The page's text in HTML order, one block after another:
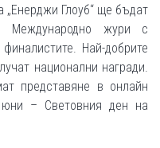
„Енерджи Глоуб“ ще бъдат
Международно жури с
Най-добрите
национални награди.
представяне в онлайн
– Световния ден на